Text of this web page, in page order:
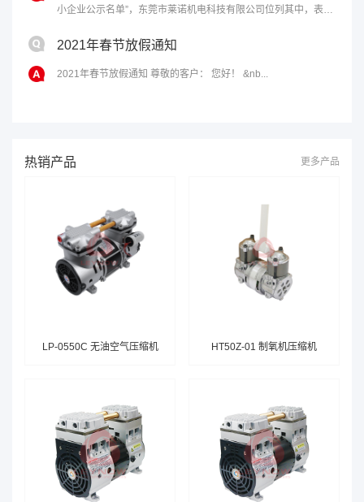
小企业公示名单”，东莞市莱诺机电科技有限公司位列其中，表明
强创新能力和发展潜力，是优质中小企业的基础力量。莱诺此次
义。 ......
2021年春节放假通知
2021年春节放假通知 尊敬的客户： 您好！ &nb...
热销产品 更多产品
LP-0550C 无油空气压缩机 HT50Z-01 制氧机压缩机